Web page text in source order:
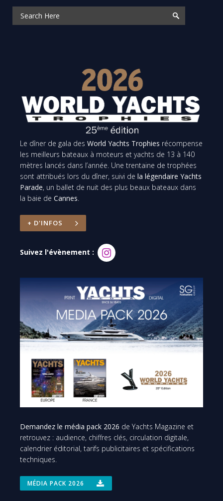
Le dîner de gala des World Yachts Trophies récompense
les meilleurs bateaux à moteurs et yachts de 13 à 140
mètres lancés dans l’année. Une trentaine de trophées
sont attribués lors du dîner, suivi de la légendaire Yachts
Parade, un ballet de nuit des plus beaux bateaux dans
la baie de Cannes.
+ D'INFOS
Suivez l'évènement :
Demandez le média pack 2026 de Yachts Magazine et
retrouvez : audience, chiffres clés, circulation digitale,
calendrier éditorial, tarifs publicitaires et spécifications
techniques.
MÉDIA PACK 2026